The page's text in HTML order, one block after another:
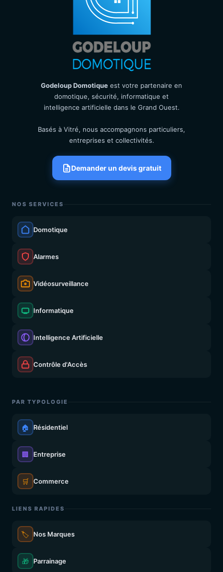
Godeloup Domotique est votre partenaire en
domotique, sécurité, informatique et
intelligence artificielle dans le Grand Ouest.
Basés à Vitré, nous accompagnons particuliers,
entreprises et collectivités.
Demander un devis gratuit
NOS SERVICES
Domotique
Alarmes
Vidéosurveillance
Informatique
Intelligence Artificielle
Contrôle d'Accès
PAR TYPOLOGIE
🏠 Résidentiel
🏢 Entreprise
🛒 Commerce
LIENS RAPIDES
🏷️ Nos Marques
🎁 Parrainage